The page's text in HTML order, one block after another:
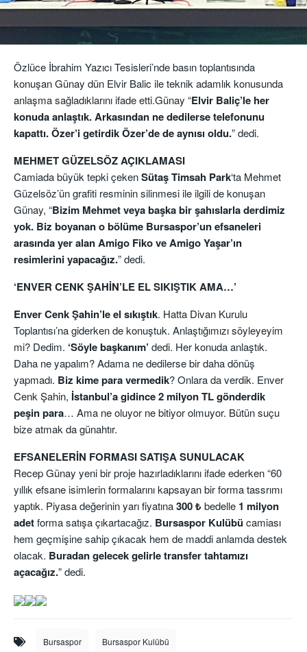
Özlüce İbrahim Yazıcı Tesisleri’nde basın toplantısında
konuşan Günay dün Elvir Balic ile teknik adamlık konusunda
anlaşma sağladıklarını ifade etti.Günay “Elvir Baliç’le her
konuda anlaştık. Arkasından ne dedilerse telefonunu
kapattı. Özer’i getirdik Özer’de de aynısı oldu.” dedi.
MEHMET GÜZELSÖZ AÇIKLAMASI
Camiada büyük tepki çekenSütaş Timsah Park‘ta Mehmet
Güzelsöz’ün grafiti resminin silinmesi ile ilgili de konuşan
Günay, “Bizim Mehmet veya başka bir şahıslarla derdimiz
yok. Biz boyanan o bölüme Bursaspor’un efsaneleri
arasında yer alan Amigo Fiko ve Amigo Yaşar’ın
resimlerini yapacağız.” dedi.
‘ENVER CENK ŞAHİN’LE EL SIKIŞTIK AMA…’
Enver Cenk Şahin’le el sıkıştık. Hatta Divan Kurulu
Toplantısı’na giderken de konuştuk. Anlaştığımızı söyleyeyim
mi? Dedim. ‘Söyle başkanım’ dedi. Her konuda anlaştık.
Daha ne yapalım? Adama ne dedilerse bir daha dönüş
yapmadı. Biz kime para vermedik? Onlara da verdik. Enver
Cenk Şahin, İstanbul’a gidince 2 milyon TL gönderdik
peşin para… Ama ne oluyor ne bitiyor olmuyor. Bütün suçu
bize atmak da günahtır.
EFSANELERİN FORMASI SATIŞA SUNULACAK
Recep Günay yeni bir proje hazırladıklarını ifade ederken “60
yıllık efsane isimlerin formalarını kapsayan bir forma tassrımı
yaptık. Piyasa değerinin yarı fiyatına300 ₺bedelle 1 milyon
adetforma satışa çıkartacağız. Bursaspor Kulübücamiası
hem geçmişine sahip çıkacak hem de maddi anlamda destek
olacak. Buradan gelecek gelirle transfer tahtamızı
açacağız.” dedi.
Bursaspor Bursaspor Kulübü